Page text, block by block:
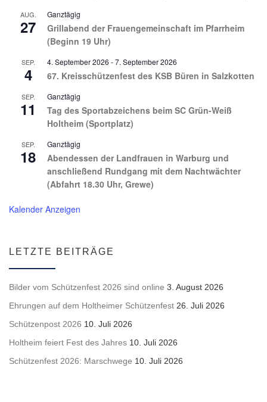
AUG.
27
Ganztägig
Grillabend der Frauengemeinschaft im Pfarrheim
(Beginn 19 Uhr)
SEP.
4
4. September 2026 -7. September 2026
67. Kreisschützenfest des KSB Büren in Salzkotten
SEP.
11
Ganztägig
Tag des Sportabzeichens beim SC Grün-Weiß
Holtheim (Sportplatz)
SEP.
18
Ganztägig
Abendessen der Landfrauen in Warburg und
anschließend Rundgang mit dem Nachtwächter
(Abfahrt 18.30 Uhr, Grewe)
Kalender Anzeigen
LETZTE BEITRÄGE
Bilder vom Schützenfest 2026 sind online 3. August 2026
Ehrungen auf dem Holtheimer Schützenfest 26. Juli 2026
Schützenpost 2026 10. Juli 2026
Holtheim feiert Fest des Jahres 10. Juli 2026
Schützenfest 2026: Marschwege 10. Juli 2026